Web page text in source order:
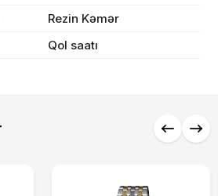
Rezin Kəmər
Qol saatı
verişə davam et